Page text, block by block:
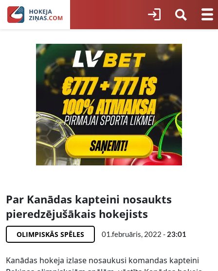
Par Kanādas kapteini nosaukts
pieredzējušākais hokejists
OLIMPISKĀS SPĒLES 01.februāris, 2022 - 23:01
Kanādas hokeja izlase nosaukusi komandas kapteini